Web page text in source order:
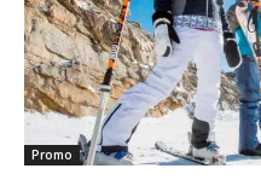
Promo